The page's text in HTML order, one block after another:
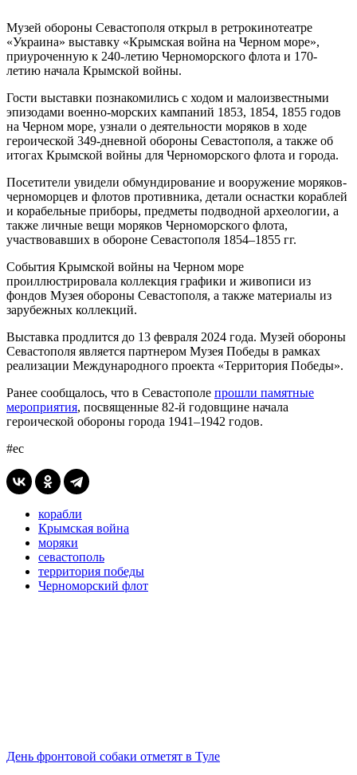
Музей обороны Севастополя открыл в ретрокинотеатре
«Украина» выставку «Крымская война на Черном море»,
приуроченную к 240-летию Черноморского флота и 170-
летию начала Крымской войны.
Гости выставки познакомились с ходом и малоизвестными
эпизодами военно-морских кампаний 1853, 1854, 1855 годов
на Черном море, узнали о деятельности моряков в ходе
героической 349-дневной обороны Севастополя, а также об
итогах Крымской войны для Черноморского флота и города.
Посетители увидели обмундирование и вооружение моряков-
черноморцев и флотов противника, детали оснастки кораблей
и корабельные приборы, предметы подводной археологии, а
также личные вещи моряков Черноморского флота,
участвовавших в обороне Севастополя 1854–1855 гг.
События Крымской войны на Черном море
проиллюстрировала коллекция графики и живописи из
фондов Музея обороны Севастополя, а также материалы из
зарубежных коллекций.
Выставка продлится до 13 февраля 2024 года. Музей обороны
Севастополя является партнером Музея Победы в рамках
реализации Международного проекта «Территория Победы».
Ранее сообщалось, что в Севастополе прошли памятные
мероприятия, посвященные 82-й годовщине начала
героической обороны города 1941–1942 годов.
#ес
корабли
Крымская война
моряки
севастополь
территория победы
Черноморский флот
День фронтовой собаки отметят в Туле